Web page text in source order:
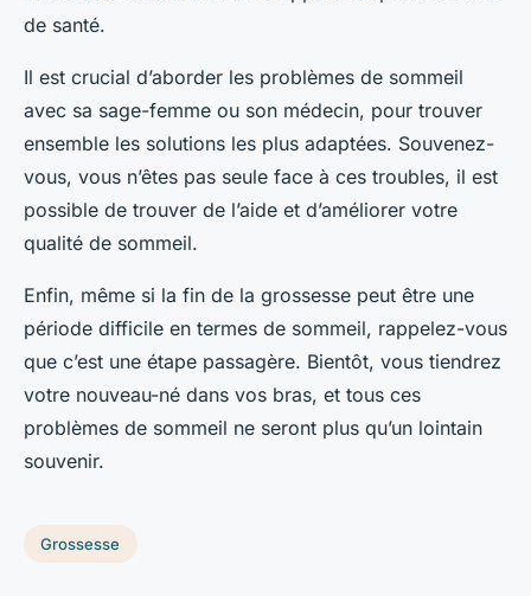
de santé.
Il est crucial d’aborder les problèmes de sommeil
avec sa sage-femme ou son médecin, pour trouver
ensemble les solutions les plus adaptées. Souvenez-
vous, vous n’êtes pas seule face à ces troubles, il est
possible de trouver de l’aide et d’améliorer votre
qualité de sommeil.
Enfin, même si la fin de la grossesse peut être une
période difficile en termes de sommeil, rappelez-vous
que c’est une étape passagère. Bientôt, vous tiendrez
votre nouveau-né dans vos bras, et tous ces
problèmes de sommeil ne seront plus qu’un lointain
souvenir.
Grossesse